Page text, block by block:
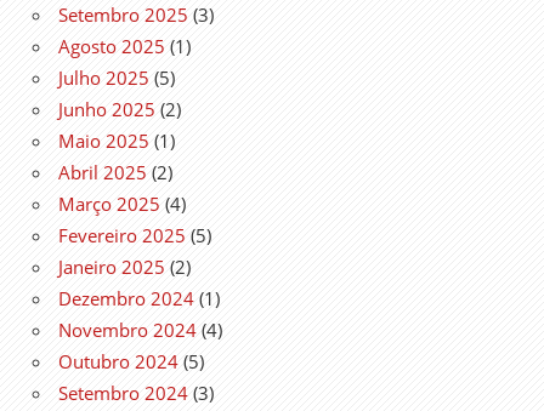
Setembro 2025 (3)
Agosto 2025 (1)
Julho 2025 (5)
Junho 2025 (2)
Maio 2025 (1)
Abril 2025 (2)
Março 2025 (4)
Fevereiro 2025 (5)
Janeiro 2025 (2)
Dezembro 2024 (1)
Novembro 2024 (4)
Outubro 2024 (5)
Setembro 2024 (3)